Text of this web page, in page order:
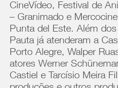
CineVídeo, Festival de
– Granimado e
Punta del Este. Além
Pauta já atenderam a
Porto Alegre, Walper
atores Werner
Castiel e Tarcísio Meira